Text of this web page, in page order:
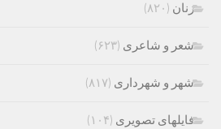
زنان (۸۲۰)
شعر و شاعری (۶۲۳)
شهر و شهرداری (۸۱۷)
فایلهای تصویری (۱۰۴)